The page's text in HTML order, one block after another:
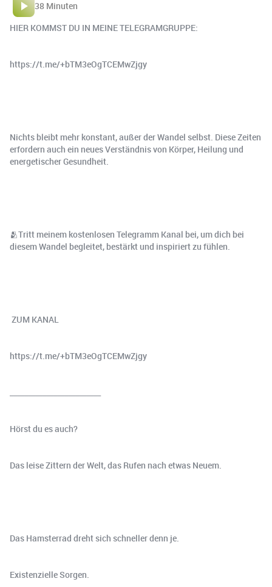
38 Minuten
HIER KOMMST DU IN MEINE TELEGRAMGRUPPE:
https://t.me/+bTM3eOgTCEMwZjgy
Nichts bleibt mehr konstant, außer der Wandel selbst. Diese Zeiten
erfordern auch ein neues Verständnis von Körper, Heilung und
energetischer Gesundheit.
🫂Tritt meinem kostenlosen Telegramm Kanal bei, um dich bei
diesem Wandel begleitet, bestärkt und inspiriert zu fühlen.
‍ ZUM KANAL
https://t.me/+bTM3eOgTCEMwZjgy
Hörst du es auch?
Das leise Zittern der Welt, das Rufen nach etwas Neuem.
Das Hamsterrad dreht sich schneller denn je.
Existenzielle Sorgen.